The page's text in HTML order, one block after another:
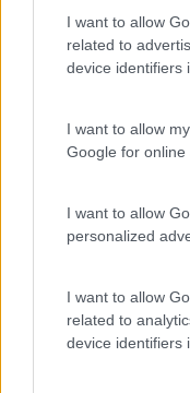
I want to allow
related to
device identifiers
I want to allow
Google for online
I want to allow
personalized
I want to allow
related to
device identifiers
ativa